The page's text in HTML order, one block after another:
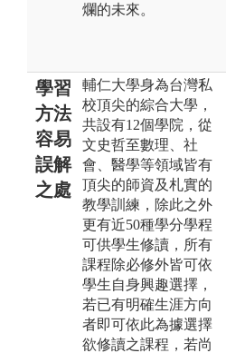
爛的未來。
學習
方法
容易
誤解
之處
輔仁大學身為台灣私
校頂尖的綜合大學，
共設有12個學院，從
文史哲至數理、社
會、醫學等領域皆有
頂尖的師資及札實的
教學訓練，除此之外
更有近50種學分學程
可供學生修讀，所有
課程除必修外皆可依
學生自身興趣選擇，
若已有明確生涯方向
者即可依此為據選擇
欲修讀之課程，若尚